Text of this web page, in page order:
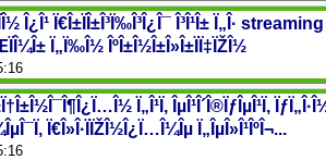
Î¿Î¹ Ï€Î±ÏÎ±Î³Ï‰Î³Î¿Î¯ Î³Î¹Î± Ï„Î· streaming
Ï„Ï‰Î½ ÎºÎ±Î½Î±Î»Î±ÏÏ‡ÏŽÎ½
Ï„Î¹Ï‚ ÎµÎ¹Î´Î®ÏƒÎµÎ¹Ï‚
Ï€Î»Î·ÏÏŽÎ½Î¿Ï…Î¼Îµ Ï„ÎµÎ»Î¹ÎºÎ¬...